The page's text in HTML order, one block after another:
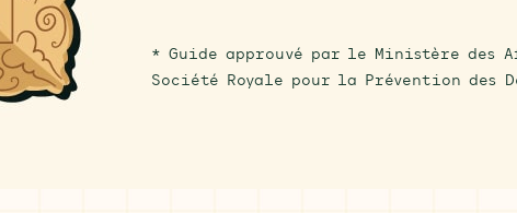
* Guide approuvé par le Ministère des
Société Royale pour la Prévention des